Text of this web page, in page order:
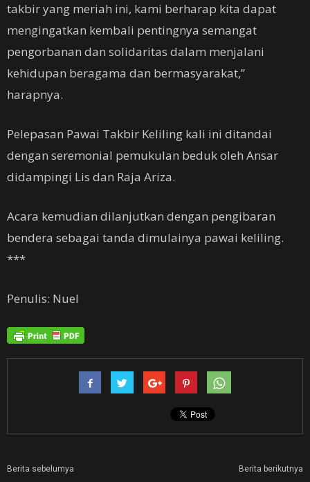
takbir yang meriah ini, kami berharap kita dapat
mengingatkan kembali pentingnya semangat
pengorbanan dan solidaritas dalam menjalani
kehidupan beragama dan bermasyarakat,”
harapnya.
Pelepasan Pawai Takbir Keliling kali ini ditandai
dengan seremonial pemukulan beduk oleh Ansar
didampingi Lis dan Raja Ariza.
Acara kemudian dilanjutkan dengan pengibaran
bendera sebagai tanda dimulainya pawai keliling.
***
Penulis: Nuel
Berita sebelumya Berita berikutnya